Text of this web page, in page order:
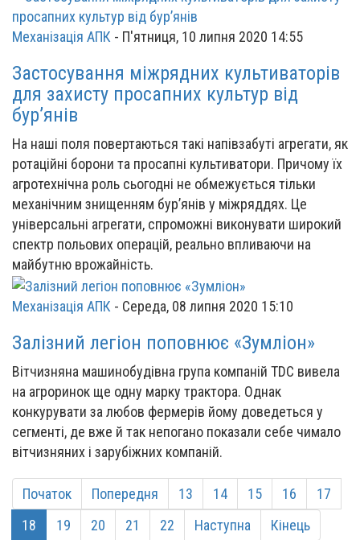
Механізація АПК - П'ятниця, 10 липня 2020 14:55
Застосування міжрядних культиваторів
для захисту просапних культур від
бур’янів
На наші поля повертаються такі напівзабуті агрегати, як
ротаційні борони та просапні культиватори. Причому їх
агротехнічна роль сьогодні не обмежується тільки
механічним знищенням бур’янів у міжряддях. Це
універсальні агрегати, спроможні виконувати широкий
спектр польових операцій, реально впливаючи на
майбутню врожайність.
Механізація АПК - Середа, 08 липня 2020 15:10
Залізний легіон поповнює «Зумліон»
Вітчизняна машинобудівна група компаній TDC вивела
на агроринок ще одну марку трактора. Однак
конкурувати за любов фермерів йому доведеться у
сегменті, де вже й так непогано показали себе чимало
вітчизняних і зарубіжних компаній.
Початок Попередня 13 14 15 16
17
18
19 20 21 22 Наступна Кінець